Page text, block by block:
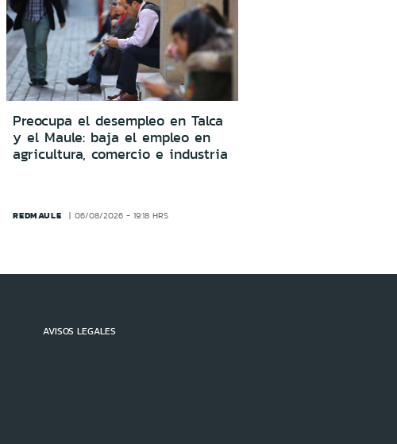
Preocupa el desempleo en Talca
y el Maule: baja el empleo en
agricultura, comercio e industria
REDMAULE 06/08/2026 - 19:18 HRS
AVISOS LEGALES